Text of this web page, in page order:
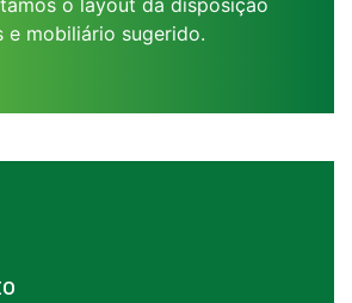
o layout da disposição
e mobiliário sugerido.